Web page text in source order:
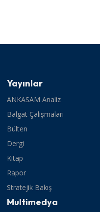
Yayınlar
ANKASAM Analiz
Balgat Çalışmaları
Bülten
Dergi
Kitap
Rapor
Stratejik Bakış
Multimedya